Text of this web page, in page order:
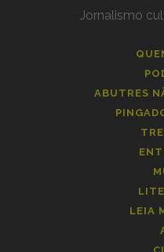
Jornalismo
ABUTRES
LEIA